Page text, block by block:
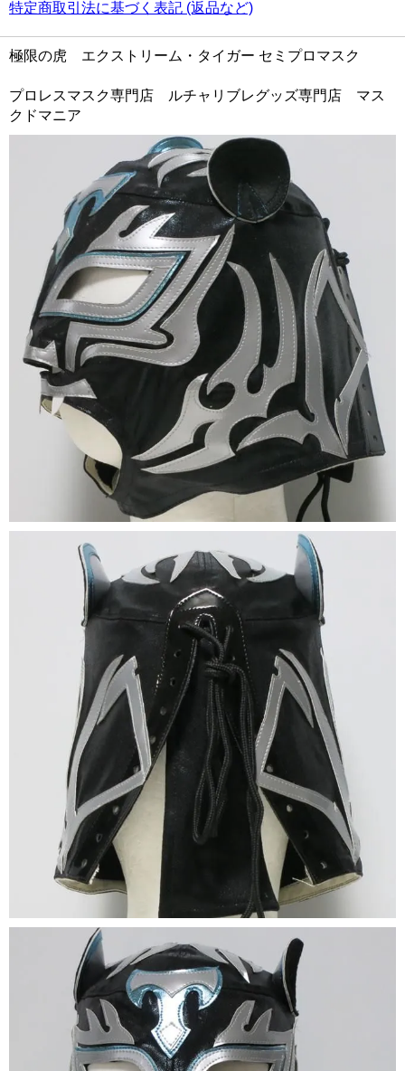
特定商取引法に基づく表記 (返品など)
極限の虎 エクストリーム・タイガー セミプロマスク
プロレスマスク専門店 ルチャリブレグッズ専門店 マス
クドマニア